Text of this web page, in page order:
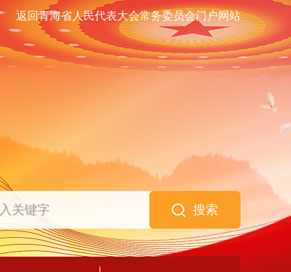
返回青海省人民代表大会常务委员会门户网站
搜索